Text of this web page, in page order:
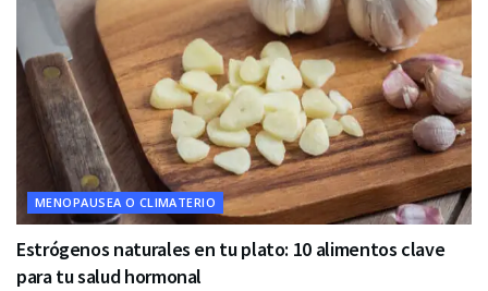
MENOPAUSEA O CLIMATERIO
Estrógenos naturales en tu plato: 10 alimentos clave
para tu salud hormonal